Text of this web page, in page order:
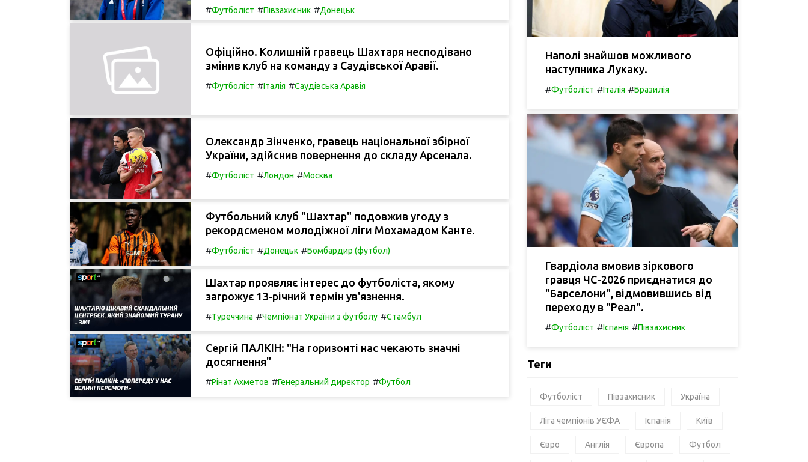
#Футболіст #Півзахисник #Донецьк
Офіційно. Колишній гравець Шахтаря несподівано
змінив клуб на команду з Саудівської Аравії.
#Футболіст #Італія #Саудівська Аравія
Олександр Зінченко, гравець національної збірної
України, здійснив повернення до складу Арсенала.
#Футболіст #Лондон #Москва
Футбольний клуб "Шахтар" подовжив угоду з
рекордсменом молодіжної ліги Мохамадом Канте.
#Футболіст #Донецьк #Бомбардир (футбол)
Шахтар проявляє інтерес до футболіста, якому
загрожує 13-річний термін ув'язнення.
#Туреччина #Чемпіонат України з футболу #Стамбул
Сергій ПАЛКІН: "На горизонті нас чекають значні
досягнення"
#Рінат Ахметов #Генеральний директор #Футбол
Наполі знайшов можливого
наступника Лукаку.
#Футболіст #Італія #Бразилія
Гвардіола вмовив зіркового
гравця ЧС-2026 приєднатися до
"Барселони", відмовившись від
переходу в "Реал".
#Футболіст #Іспанія #Півзахисник
Теги
Футболіст Півзахисник Україна
Ліга чемпіонів УЄФА Іспанія Київ
Євро Англія Європа Футбол